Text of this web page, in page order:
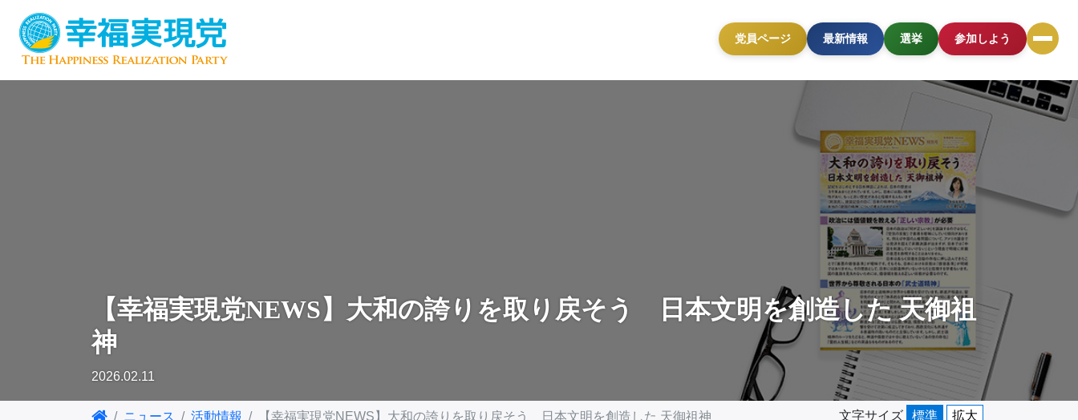
党員ページ 最新情報 選挙 参加しよう
【幸福実現党NEWS】大和の誇りを取り戻そう 日本文明を創造した 天御祖
神
2026.02.11
ニュース 活動情報 【幸福実現党NEWS】大和の誇りを取り戻そう 日本文明を創造した 天御祖神 文字サイズ 標準 拡大